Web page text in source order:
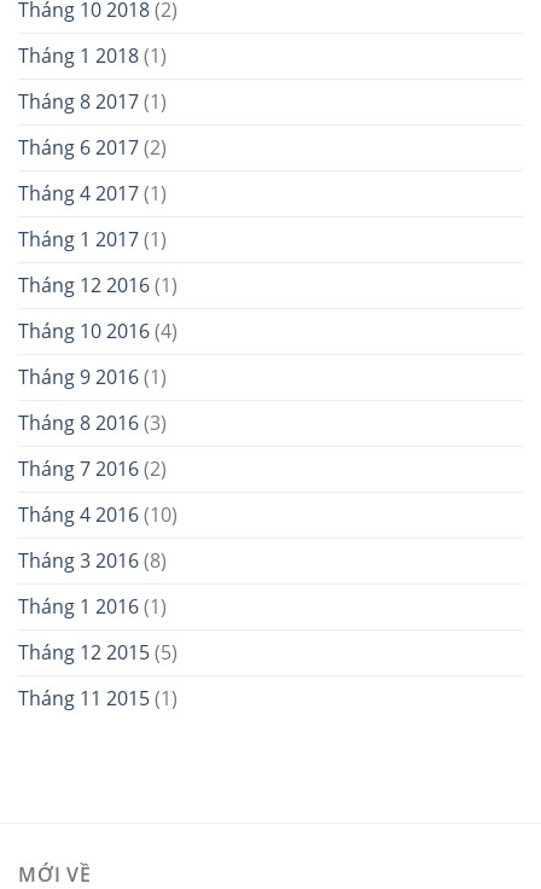
Tháng 10 2018(2)
Tháng 1 2018(1)
Tháng 8 2017(1)
Tháng 6 2017(2)
Tháng 4 2017(1)
Tháng 1 2017(1)
Tháng 12 2016(1)
Tháng 10 2016(4)
Tháng 9 2016(1)
Tháng 8 2016(3)
Tháng 7 2016(2)
Tháng 4 2016(10)
Tháng 3 2016(8)
Tháng 1 2016(1)
Tháng 12 2015(5)
Tháng 11 2015(1)
MỚI VỀ